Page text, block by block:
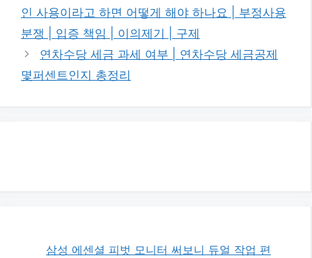
리
인 사용이라고 하면 어떻게 해야 하나요 | 부정사용
분쟁 | 입증 책임 | 이의제기 | 구제
연차수당 세금 과세 여부 | 연차수당 세금공제
몇퍼센트인지 총정리
삼성 에센셜 피벗 모니터 써보니 듀얼 작업 편